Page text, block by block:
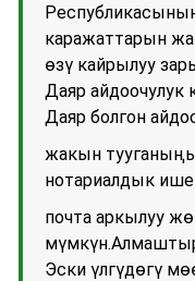
каражаттарын
өзү кайрылуу
Даяр айдоочулук
Даяр болгон
жакын
нотариалдык
почта аркылуу
Эски үлгүдөгү